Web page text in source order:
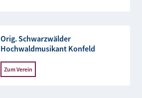
Orig. Schwarzwälder
Hochwaldmusikant Konfeld
Zum Verein